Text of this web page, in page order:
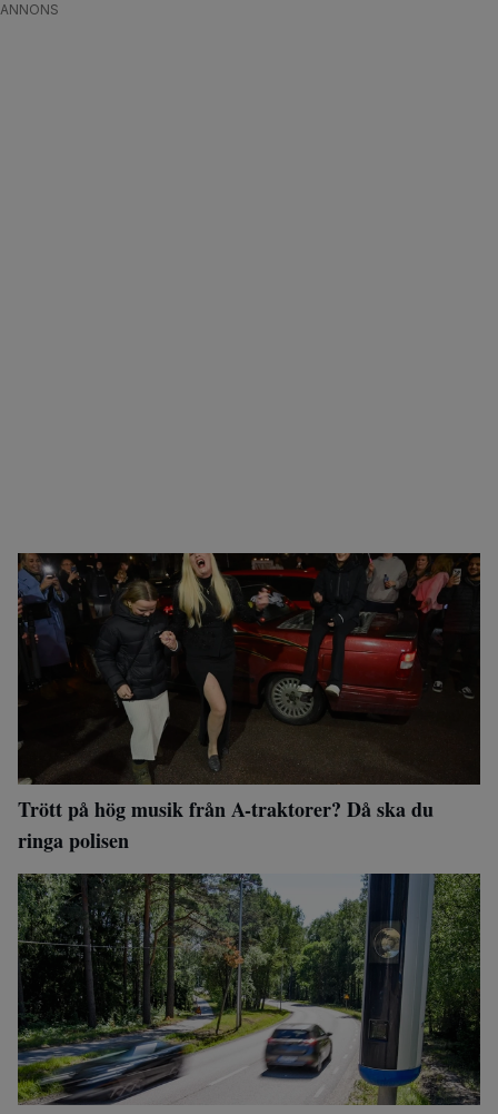
ANNONS
Trött på hög musik från A-traktorer? Då ska du
ringa polisen